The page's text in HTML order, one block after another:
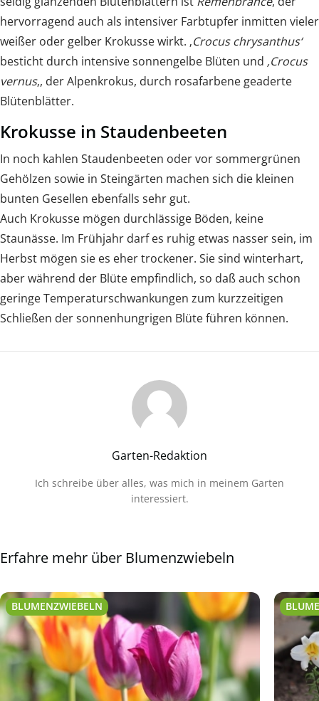
hervorragend auch als intensiver Farbtupfer inmitten vieler
weißer oder gelber Krokusse wirkt. ‚Crocus chrysanthus‘
besticht durch intensive sonnengelbe Blüten und ‚Crocus
vernus‚, der Alpenkrokus, durch rosafarbene geaderte
Blütenblätter.
Krokusse in Staudenbeeten
In noch kahlen Staudenbeeten oder vor sommergrünen
Gehölzen sowie in Steingärten machen sich die kleinen
bunten Gesellen ebenfalls sehr gut.
Auch Krokusse mögen durchlässige Böden, keine
Staunässe. Im Frühjahr darf es ruhig etwas nasser sein, im
Herbst mögen sie es eher trockener. Sie sind winterhart,
aber während der Blüte empfindlich, so daß auch schon
geringe Temperaturschwankungen zum kurzzeitigen
Schließen der sonnenhungrigen Blüte führen können.
Garten-Redaktion
Ich schreibe über alles, was mich in meinem Garten
interessiert.
Erfahre mehr über Blumenzwiebeln
BLUMENZWIEBELN